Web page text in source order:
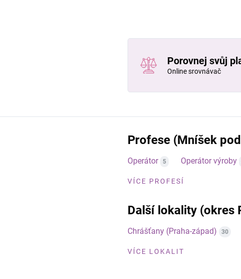
Porovnej svůj
Online srovnávač
Profese (Mníšek
Operátor 5 Operátor výroby
VÍCE PROFESÍ
Další lokality (okres
Chrášťany (Praha-západ) 30
VÍCE LOKALIT